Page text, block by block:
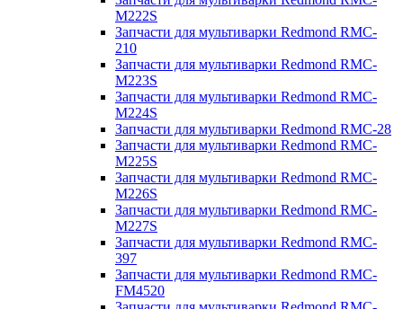
M222S
Запчасти для мультиварки Redmond RMC-
210
Запчасти для мультиварки Redmond RMC-
M223S
Запчасти для мультиварки Redmond RMC-
M224S
Запчасти для мультиварки Redmond RMC-28
Запчасти для мультиварки Redmond RMC-
M225S
Запчасти для мультиварки Redmond RMC-
M226S
Запчасти для мультиварки Redmond RMC-
M227S
Запчасти для мультиварки Redmond RMC-
397
Запчасти для мультиварки Redmond RMC-
FM4520